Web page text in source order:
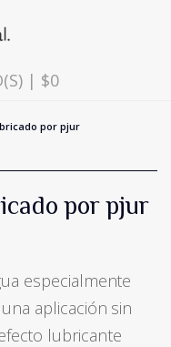
| $0
por pjur
por pjur
especialmente
aplicación sin
lubricante